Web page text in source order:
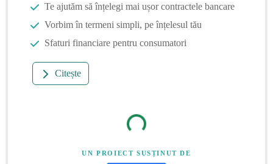
Te ajutăm să înțelegi mai ușor contractele bancare
Vorbim în termeni simpli, pe înțelesul tău
Sfaturi financiare pentru consumatori
Citește
UN PROIECT SUSȚINUT DE